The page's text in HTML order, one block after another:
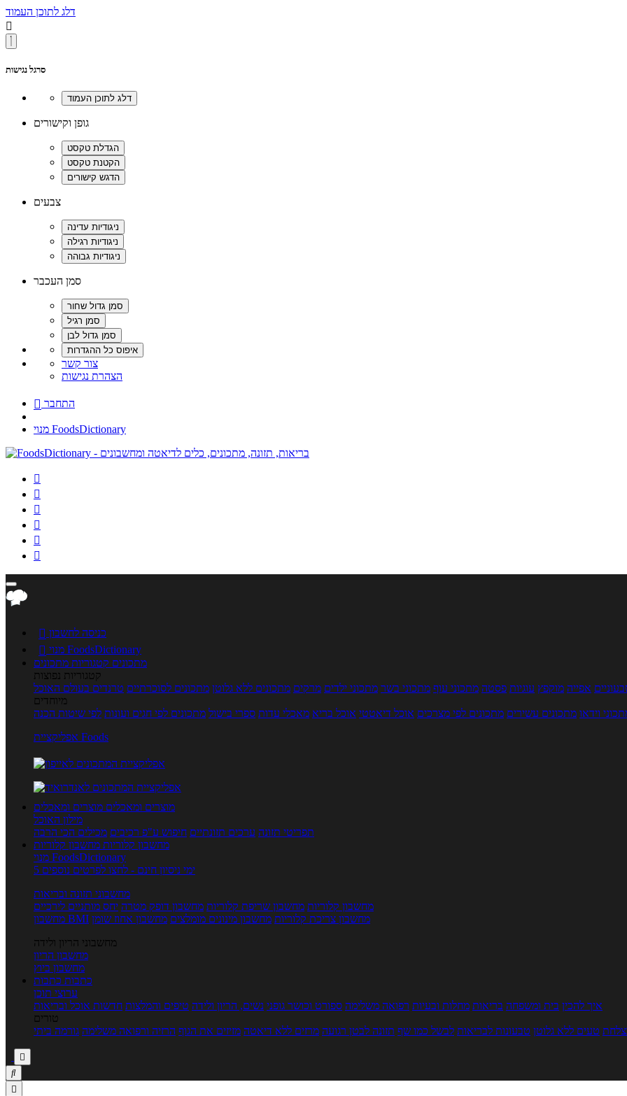
דלג לתוכן העמוד

סרגל נגישות
גופן וקישורים
צבעים
סמן העכבר
צור קשר
הצהרת נגישות
 התחבר
מנוי FoodsDictionary






 כניסה לחשבון

מנוי FoodsDictionary
מתכונים קטגוריות מתכונים
קטגוריות נפוצות
אפייה מוקפץ עוגיות פסטה מתכוני עוף מתכוני בשר מתכוני ילדים מרקים מתכונים ללא גלוטן מתכונים לסוכרתיים טרנדים בעולם האוכל
מיוחדים
וידאו מתכונים עשירים מתכונים לפי מצרכים אוכל דיאטטי אוכל בריא מאכלי עדות ספרי בישול מתכונים לפי חגים ועונות לפי שיטות הכנה
אפליקציית Foods
מוצרים ומאכלים מוצרים ומאכלים
מילון האוכל
תפריטי תזונה ערכים תזונתיים חיפוש ע"פ רכיבים מכילים הכי הרבה
מחשבון קלוריות מחשבון קלוריות
מנוי FoodsDictionary
5 ימי ניסיון חינם - לחצו לפרטים נוספים
מחשבוני תזונה ובריאות
מחשבון קלוריות מחשבון שריפת קלוריות מחשבון דופק מטרה יחס מותניים לירכיים
מחשבון BMI
מחשבון צריכת קלוריות מחשבון מינונים מומלצים מחשבון אחוז שומן
מחשבוני הריון ולידה
מחשבון הריון
מחשבון ביוץ
כתבות כתבות
ערוצי תוכן
איך להכין בית ומשפחה בריאות מחלות ובעיות רפואה משלימה ספורט וכושר גופני נשים, הריון ולידה טיפים והמלצות חדשות אוכל ובריאות
טורים
טעים ללא גלוטן טבעונות לבריאות לבשל כמו שף תזונה לבטן רגועה מרזים ללא דיאטה מזיזים את הגוף הרזיה ורפואה משלימה גורמה ביתי


